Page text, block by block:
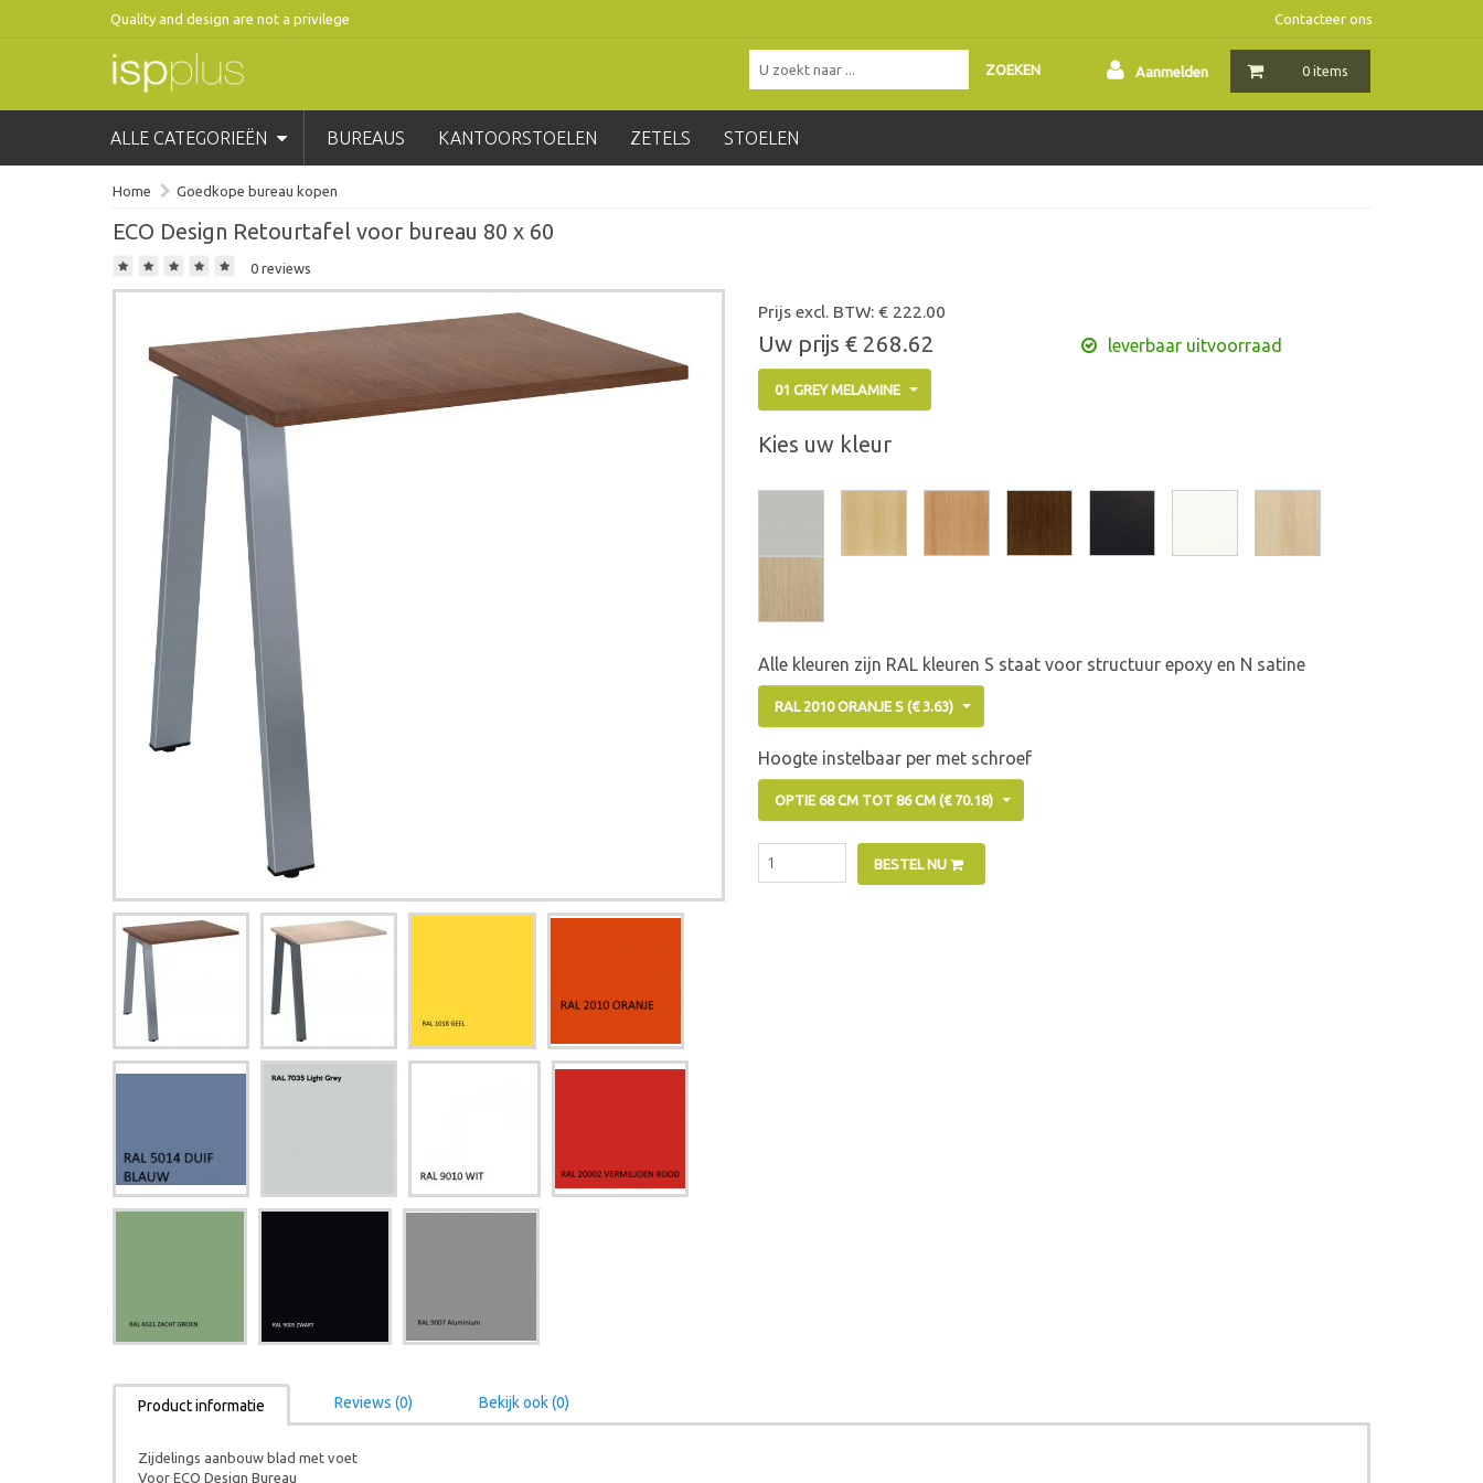
Quality and design are not a privilege Contacteer ons
0 items
Aanmelden
ZOEKEN
ALLE CATEGORIEËN BUREAUS KANTOORSTOELEN ZETELS STOELEN
Home Goedkope bureau kopen
ECO Design Retourtafel voor bureau 80 x 60
0 reviews
Prijs excl. BTW: € 222.00
Uw prijs € 268.62 leverbaar uitvoorraad
01 GREY MELAMINE
Kies uw kleur
Alle kleuren zijn RAL kleuren S staat voor structuur epoxy en N satine
RAL 2010 ORANJE S (€ 3.63)
Hoogte instelbaar per met schroef
OPTIE 68 CM TOT 86 CM (€ 70.18)
BESTEL NU
Product informatie Reviews (0) Bekijk ook (0)
Zijdelings aanbouw blad met voet
Voor ECO Design Bureau